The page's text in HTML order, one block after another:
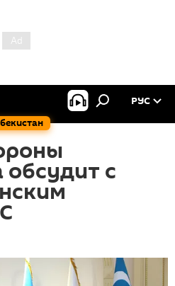
РУС
обсудит с